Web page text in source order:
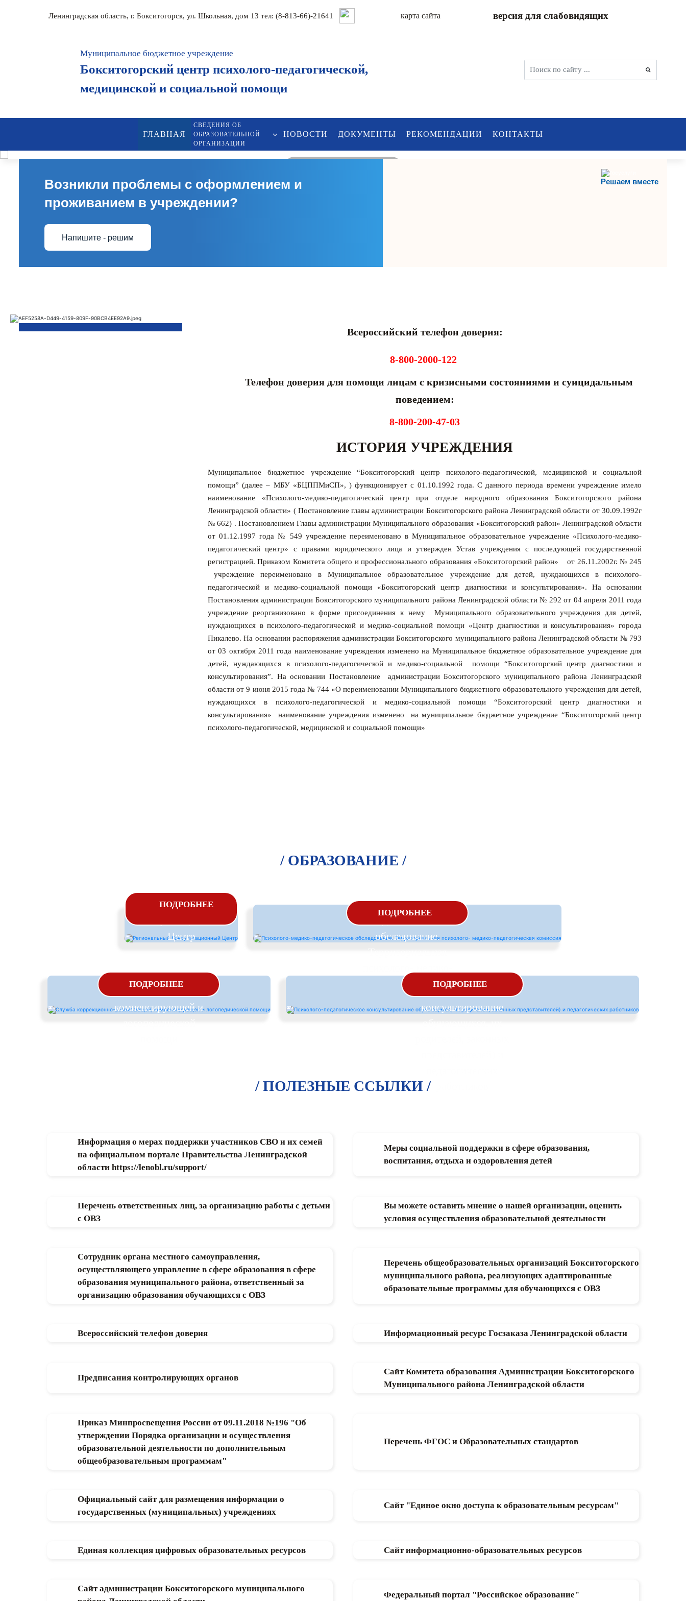
Ленинградская область, г. Бокситогорск, ул. Школьная, дом 13 тел: (8-813-66)-21641 карта сайтa версия для слабовидящих
Муниципальное бюджетное учреждение
Бокситогорский центр психолого-педагогической,
медицинской и социальной помощи
ГЛАВНАЯ
СВЕДЕНИЯ ОБ
ОБРАЗОВАТЕЛЬНОЙ
ОРГАНИЗАЦИИ
НОВОСТИ ДОКУМЕНТЫ РЕКОМЕНДАЦИИ КОНТАКТЫ
1 2 3
1 2 3
Решаем вместе
Возникли проблемы с оформлением и
проживанием в учреждении?
Напишите - решим
Всероссийский телефон доверия:
8-800-2000-122
Телефон доверия для помощи лицам с кризисными состояниями и суицидальным
поведением:
8-800-200-47-03
ИСТОРИЯ УЧРЕЖДЕНИЯ
Муниципальное бюджетное учреждение “Бокситогорский центр психолого-педагогической, медицинской и социальной
помощи” (далее – МБУ «БЦППМиСП», ) функционирует с 01.10.1992 года. С данного периода времени учреждение имело
наименование «Психолого-медико-педагогический центр при отделе народного образования Бокситогорского района
Ленинградской области» ( Постановление главы администрации Бокситогорского района Ленинградской области от 30.09.1992г
№ 662) . Постановлением Главы администрации Муниципального образования «Бокситогорский район» Ленинградской области
от 01.12.1997 года № 549 учреждение переименовано в Муниципальное образовательное учреждение «Психолого-медико-
педагогический центр» с правами юридического лица и утвержден Устав учреждения с последующей государственной
регистрацией. Приказом Комитета общего и профессионального образования «Бокситогорский район» от 26.11.2002г. № 245
учреждение переименовано в Муниципальное образовательное учреждение для детей, нуждающихся в психолого-
педагогической и медико-социальной помощи «Бокситогорский центр диагностики и консультирования». На основании
Постановления администрации Бокситогорского муниципального района Ленинградской области № 292 от 04 апреля 2011 года
учреждение реорганизовано в форме присоединения к нему Муниципального образовательного учреждения для детей,
нуждающихся в психолого-педагогической и медико-социальной помощи «Центр диагностики и консультирования» города
Пикалево. На основании распоряжения администрации Бокситогорского муниципального района Ленинградской области № 793
от 03 октября 2011 года наименование учреждения изменено на Муниципальное бюджетное образовательное учреждение для
детей, нуждающихся в психолого-педагогической и медико-социальной помощи “Бокситогорский центр диагностики и
консультирования”. На основании Постановление администрации Бокситогорского муниципального района Ленинградской
области от 9 июня 2015 года № 744 «О переименовании Муниципального бюджетного образовательного учреждения для детей,
нуждающихся в психолого-педагогической и медико-социальной помощи “Бокситогорский центр диагностики и
консультирования» наименование учреждения изменено на муниципальное бюджетное учреждение “Бокситогорский центр
психолого-педагогической, медицинской и социальной помощи»
/ ОБРАЗОВАНИЕ /
Региональный
Центр
ПОДРОБНЕЕ
Психолого-медико-
педагогическое
обследование.
педагогическая
комиссия
ПОДРОБНЕЕ
Служба коррекционно-
развивающей,
компенсирующей и
ПОДРОБНЕЕ
Психолого-
педагогическое
консультирование
ПОДРОБНЕЕ
/ ПОЛЕЗНЫЕ ССЫЛКИ /
Информация о мерах поддержки участников СВО и их семей
на официальном портале Правительства Ленинградской
области https://lenobl.ru/support/
Меры социальной поддержки в сфере образования,
воспитания, отдыха и оздоровления детей
Перечень ответственных лиц, за организацию работы с детьми
с ОВЗ
Вы можете оставить мнение о нашей организации, оценить
условия осуществления образовательной деятельности
Сотрудник органа местного самоуправления,
осуществляющего управление в сфере образования в сфере
образования муниципального района, ответственный за
организацию образования обучающихся с ОВЗ
Перечень общеобразовательных организаций Бокситогорского
муниципального района, реализующих адаптированные
образовательные программы для обучающихся с ОВЗ
Всероссийский телефон доверия Информационный ресурс Госзаказа Ленинградской области
Предписания контролирующих органов
Сайт Комитета образования Администрации Бокситогорского
Муниципального района Ленинградской области
Приказ Минпросвещения России от 09.11.2018 №196 "Об
утверждении Порядка организации и осуществления
образовательной деятельности по дополнительным
общеобразовательным программам"
Перечень ФГОС и Образовательных стандартов
Официальный сайт для размещения информации о
государственных (муниципальных) учреждениях
Сайт "Единое окно доступа к образовательным ресурсам"
Единая коллекция цифровых образовательных ресурсов Сайт информационно-образовательных ресурсов
Сайт администрации Бокситогорского муниципального
Федеральный портал "Российское образование"